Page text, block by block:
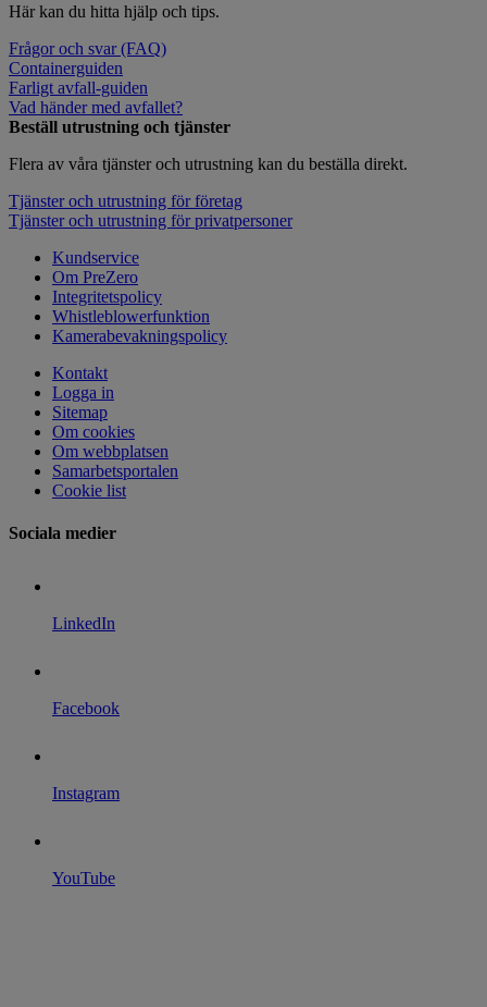
Här kan du hitta hjälp och tips.
Frågor och svar (FAQ)
Containerguiden
Farligt avfall-guiden
Vad händer med avfallet?
Beställ utrustning och tjänster
Flera av våra tjänster och utrustning kan du beställa direkt.
Tjänster och utrustning för företag
Tjänster och utrustning för privatpersoner
Kundservice
Om PreZero
Integritetspolicy
Whistleblowerfunktion
Kamerabevakningspolicy
Kontakt
Logga in
Sitemap
Om cookies
Om webbplatsen
Samarbetsportalen
Cookie list
Sociala medier
LinkedIn
Facebook
Instagram
YouTube